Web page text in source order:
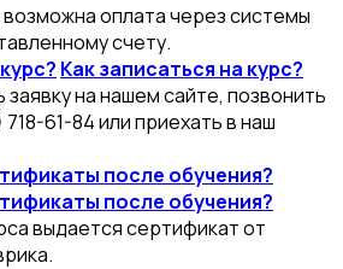
оплата через системы
счету.
Как записаться на курс?
на нашем сайте, позвонить
61-84 или приехать в наш
после обучения?
после обучения?
выдается сертификат от